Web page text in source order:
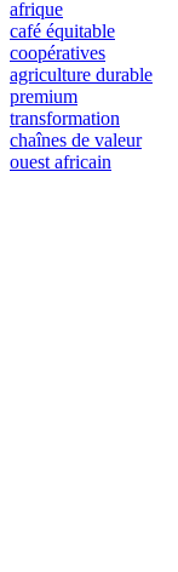
afrique
café équitable
coopératives
agriculture durable
premium
transformation
chaînes de valeur
ouest africain